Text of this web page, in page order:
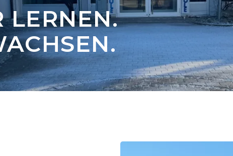
LERNEN.